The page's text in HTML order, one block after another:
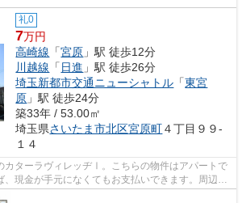
礼0
7万円
高崎線 「宮原 」駅 徒歩12分
川越線 「 日進 」駅 徒歩26分
埼玉新都市交通ニューシャトル 「東宮
原 」駅 徒歩24分
築33年 / 53.00㎡
埼玉県さいたま市北区宮原町４丁目９９-
１４
カターラヴィレッヂⅠ。こちらの物件はアパートで
現金が手元になくてもお支払いできます。周辺に
便性が高いです...